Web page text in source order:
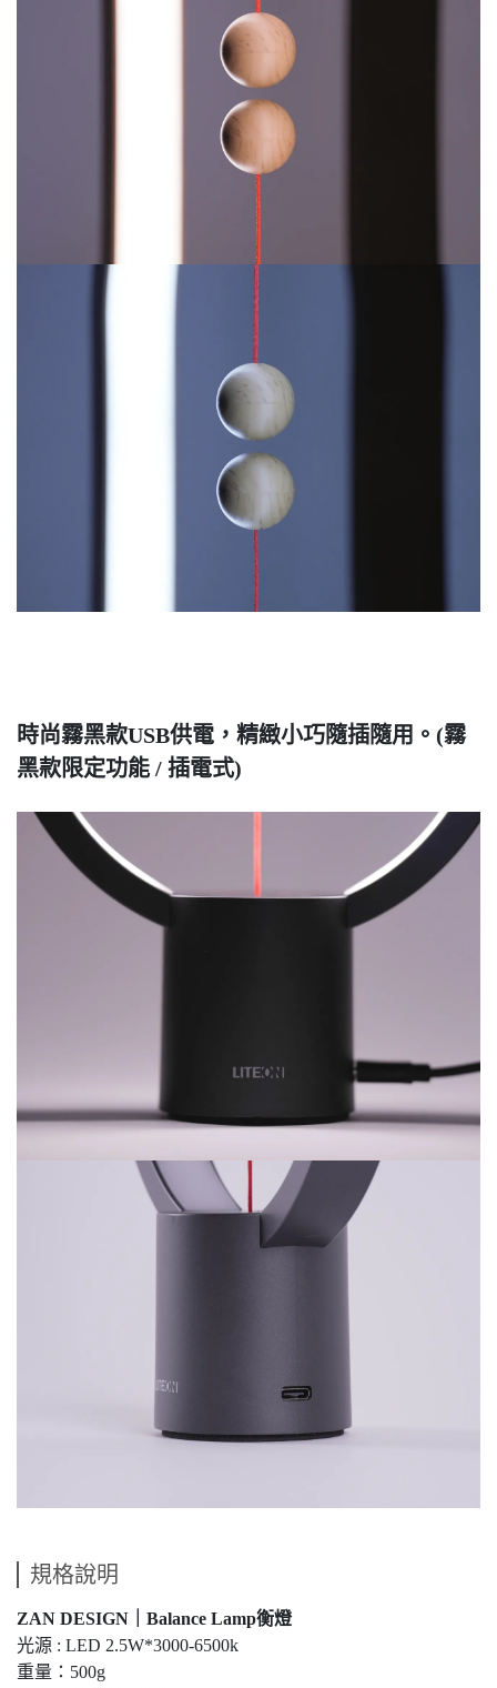
時尚霧黑款USB供電，精緻小巧隨插隨用。(霧
黑款限定功能 / 插電式)
規格說明
ZAN DESIGN｜Balance Lamp衡燈
光源 : LED 2.5W*3000-6500k
重量：500g